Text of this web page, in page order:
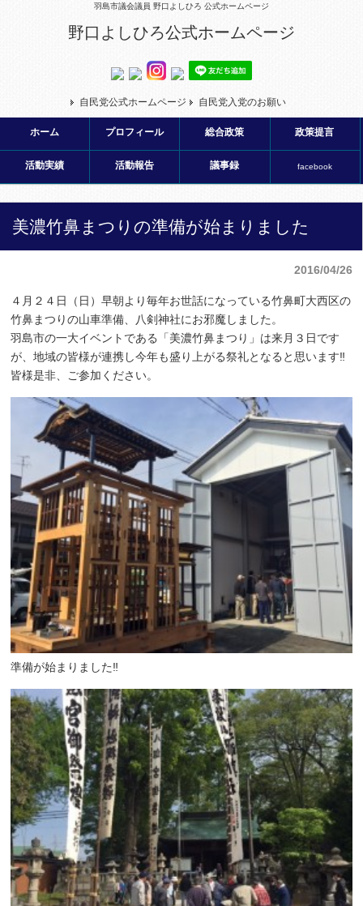
羽島市議会議員 野口よしひろ 公式ホームページ
野口よしひろ公式ホームページ
自民党公式ホームページ 自民党入党のお願い
ホーム プロフィール 総合政策 政策提言
活動実績 活動報告 議事録 facebook
美濃竹鼻まつりの準備が始まりました
2016/04/26
４月２４日（日）早朝より毎年お世話になっている竹鼻町大西区の
竹鼻まつりの山車準備、八剣神社にお邪魔しました。
羽島市の一大イベントである「美濃竹鼻まつり」は来月３日です
が、地域の皆様が連携し今年も盛り上がる祭礼となると思います‼
皆様是非、ご参加ください。
準備が始まりました‼